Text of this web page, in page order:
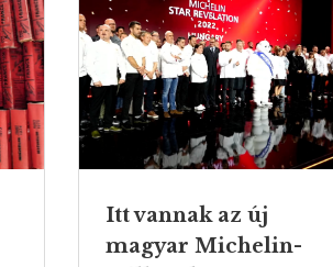
Itt vannak az új
magyar Michelin-